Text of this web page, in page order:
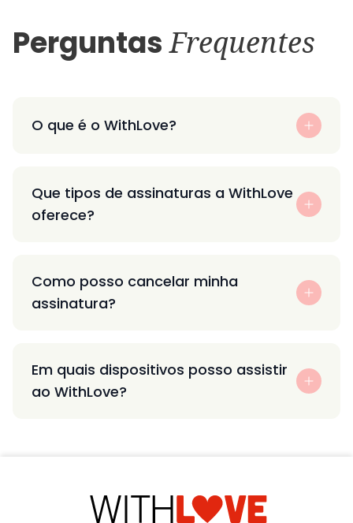
PerguntasFrequentes
O que é o WithLove?
Que tipos de assinaturas a WithLove
oferece?
Como posso cancelar minha
assinatura?
Em quais dispositivos posso assistir
ao WithLove?